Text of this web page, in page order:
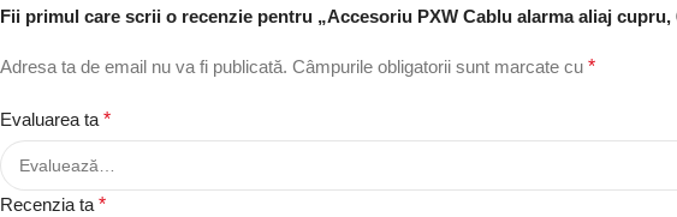
Fii primul care scrii o recenzie pentru „Accesoriu PXW Cablu alarma aliaj cupru,
Adresa ta de email nu va fi publicată. Câmpurile obligatorii sunt marcate cu *
Evaluarea ta *
Recenzia ta *